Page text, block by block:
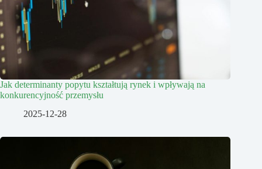
Jak determinanty popytu kształtują rynek i wpływają na
konkurencyjność przemysłu
2025-12-28